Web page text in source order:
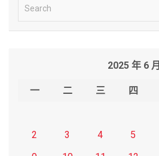
e
2025 年 6 月
一 二 三 四
2
3 4 5